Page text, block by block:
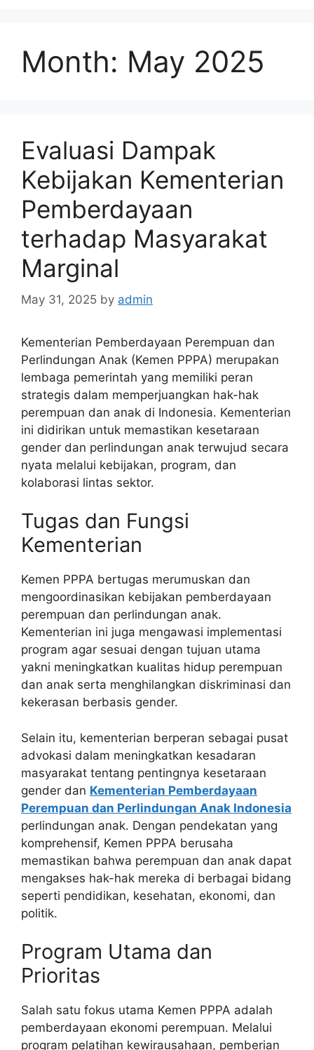
Month: May 2025
Evaluasi Dampak
Kebijakan Kementerian
Pemberdayaan
terhadap Masyarakat
Marginal
May 31, 2025 by admin
Kementerian Pemberdayaan Perempuan dan
Perlindungan Anak (Kemen PPPA) merupakan
lembaga pemerintah yang memiliki peran
strategis dalam memperjuangkan hak-hak
perempuan dan anak di Indonesia. Kementerian
ini didirikan untuk memastikan kesetaraan
gender dan perlindungan anak terwujud secara
nyata melalui kebijakan, program, dan
kolaborasi lintas sektor.
Tugas dan Fungsi
Kementerian
Kemen PPPA bertugas merumuskan dan
mengoordinasikan kebijakan pemberdayaan
perempuan dan perlindungan anak.
Kementerian ini juga mengawasi implementasi
program agar sesuai dengan tujuan utama
yakni meningkatkan kualitas hidup perempuan
dan anak serta menghilangkan diskriminasi dan
kekerasan berbasis gender.
Selain itu, kementerian berperan sebagai pusat
advokasi dalam meningkatkan kesadaran
masyarakat tentang pentingnya kesetaraan
gender dan Kementerian Pemberdayaan
Perempuan dan Perlindungan Anak Indonesia
perlindungan anak. Dengan pendekatan yang
komprehensif, Kemen PPPA berusaha
memastikan bahwa perempuan dan anak dapat
mengakses hak-hak mereka di berbagai bidang
seperti pendidikan, kesehatan, ekonomi, dan
politik.
Program Utama dan
Prioritas
Salah satu fokus utama Kemen PPPA adalah
pemberdayaan ekonomi perempuan. Melalui
program pelatihan kewirausahaan, pemberian